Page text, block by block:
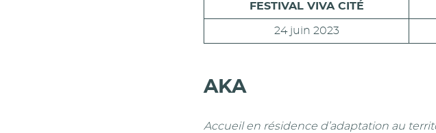
FESTIVAL VIVA CITÉ
24 juin 2023
AKA
Accueil en résidence d’adaptation au